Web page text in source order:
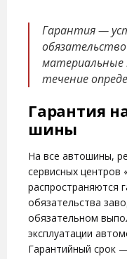
Гарантия —
течение
Гарантия на автомобильные
шины
На все автошины,
сервисных центров
распространяются
обязательства
обязательном
эксплуатации
Гарантийный срок